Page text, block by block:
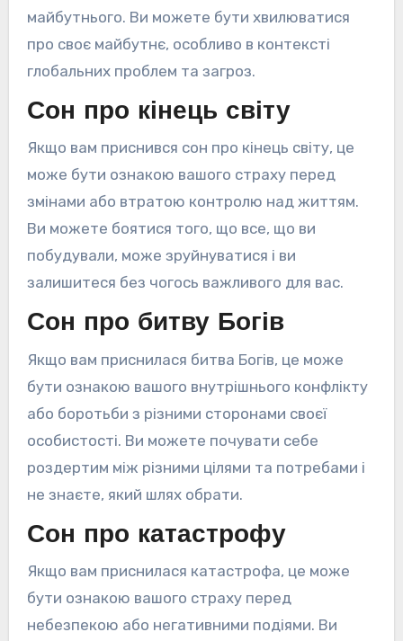
майбутнього. Ви можете бути хвилюватися
про своє майбутнє, особливо в контексті
глобальних проблем та загроз.
Сон про кінець світу
Якщо вам приснився сон про кінець світу, це
може бути ознакою вашого страху перед
змінами або втратою контролю над життям.
Ви можете боятися того, що все, що ви
побудували, може зруйнуватися і ви
залишитеся без чогось важливого для вас.
Сон про битву Богів
Якщо вам приснилася битва Богів, це може
бути ознакою вашого внутрішнього конфлікту
або боротьби з різними сторонами своєї
особистості. Ви можете почувати себе
роздертим між різними цілями та потребами і
не знаєте, який шлях обрати.
Сон про катастрофу
Якщо вам приснилася катастрофа, це може
бути ознакою вашого страху перед
небезпекою або негативними подіями. Ви